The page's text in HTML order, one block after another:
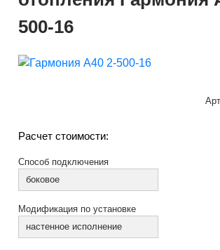
500-16
Расчет стоимости:
Способ подключения
боковое
Модификация по установке
настенное исполнение